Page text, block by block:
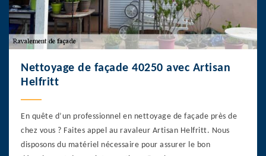
Nettoyage de façade 40250 avec Artisan
Helfritt
En quête d’un professionnel en nettoyage de façade près de
chez vous ? Faites appel au ravaleur Artisan Helfritt. Nous
disposons du matériel nécessaire pour assurer le bon